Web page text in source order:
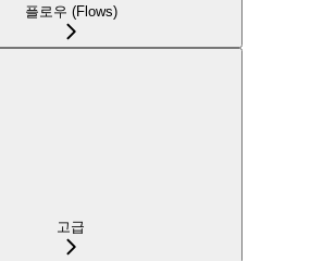
플로우 (Flows)
고급